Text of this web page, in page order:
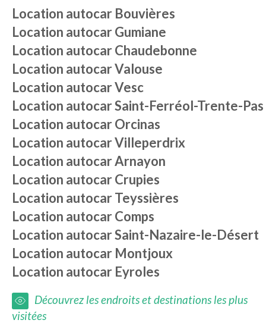
Location autocar Bouvières
Location autocarGumiane
Location autocarChaudebonne
Location autocarValouse
Location autocarVesc
Location autocarSaint-Ferréol-Trente-Pas
Location autocarOrcinas
Location autocarVilleperdrix
Location autocarArnayon
Location autocarCrupies
Location autocarTeyssières
Location autocarComps
Location autocarSaint-Nazaire-le-Désert
Location autocar Montjoux
Location autocar Eyroles
Découvrez les endroits et destinations les plus
visitées